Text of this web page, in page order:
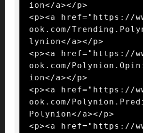
ion</a></p>
<p><a href="https://
ook.com/
lynion</a></p>
<p><a href="https://
ook.com/
ion</a></p>
<p><a href="https://
ook.com/
Polynion</a></p>
<p><a href="https://